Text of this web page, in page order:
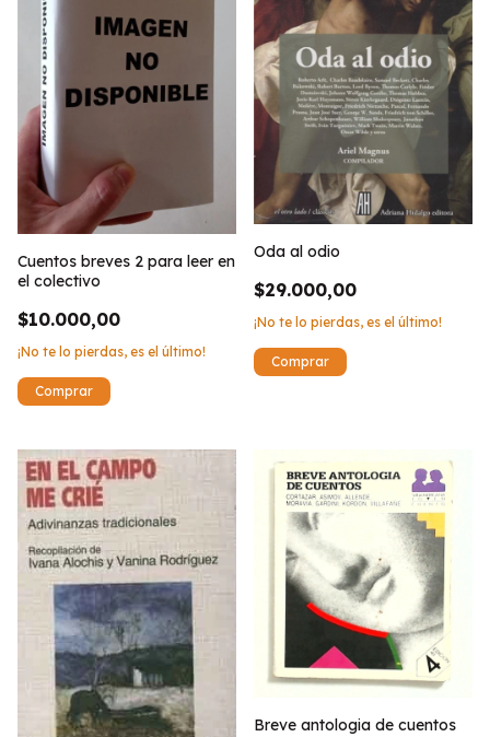
Cuentos breves 2 para leer en
el colectivo
$10.000,00
¡No te lo pierdas, es el último!
Oda al odio
$29.000,00
¡No te lo pierdas, es el último!
Breve antologia de cuentos